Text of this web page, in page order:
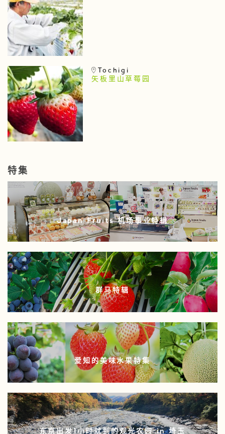
Tochigi
矢板里山草莓园
特集
Japan Fruits 机场事业特辑
群马特辑
爱知的美味水果特集
东京出发1小时就到的观光农园 in 埼玉